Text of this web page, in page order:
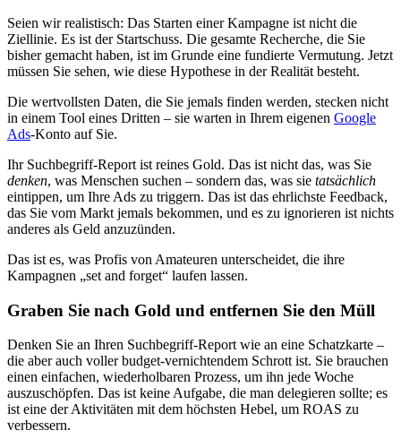
Seien wir realistisch: Das Starten einer Kampagne ist nicht die
Ziellinie. Es ist der Startschuss. Die gesamte Recherche, die Sie
bisher gemacht haben, ist im Grunde eine fundierte Vermutung. Jetzt
müssen Sie sehen, wie diese Hypothese in der Realität besteht.
Die wertvollsten Daten, die Sie jemals finden werden, stecken nicht
in einem Tool eines Dritten – sie warten in Ihrem eigenen Google
Ads-Konto auf Sie.
Ihr Suchbegriff-Report ist reines Gold. Das ist nicht das, was Sie
denken, was Menschen suchen – sondern das, was sie tatsächlich
eintippen, um Ihre Ads zu triggern. Das ist das ehrlichste Feedback,
das Sie vom Markt jemals bekommen, und es zu ignorieren ist nichts
anderes als Geld anzuzünden.
Das ist es, was Profis von Amateuren unterscheidet, die ihre
Kampagnen „set and forget“ laufen lassen.
Graben Sie nach Gold und entfernen Sie den Müll
Denken Sie an Ihren Suchbegriff-Report wie an eine Schatzkarte –
die aber auch voller budget-vernichtendem Schrott ist. Sie brauchen
einen einfachen, wiederholbaren Prozess, um ihn jede Woche
auszuschöpfen. Das ist keine Aufgabe, die man delegieren sollte; es
ist eine der Aktivitäten mit dem höchsten Hebel, um ROAS zu
verbessern.